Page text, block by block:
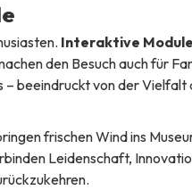
Interaktive Module
den Besuch auch für
beeindruckt von der Vielfalt
frischen Wind ins
Leidenschaft,